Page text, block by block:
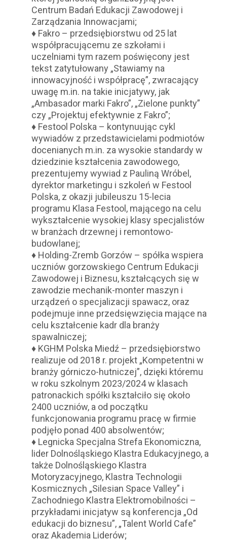
Centrum Badań Edukacji Zawodowej i
Zarządzania Innowacjami;
♦ Fakro – przedsiębiorstwu od 25 lat
współpracującemu ze szkołami i
uczelniami tym razem poświęcony jest
tekst zatytułowany „Stawiamy na
innowacyjność i współpracę”, zwracający
uwagę m.in. na takie inicjatywy, jak
„Ambasador marki Fakro”, „Zielone punkty”
czy „Projektuj efektywnie z Fakro”;
♦ Festool Polska – kontynuując cykl
wywiadów z przedstawicielami podmiotów
docenianych m.in. za wysokie standardy w
dziedzinie kształcenia zawodowego,
prezentujemy wywiad z Pauliną Wróbel,
dyrektor marketingu i szkoleń w Festool
Polska, z okazji jubileuszu 15-lecia
programu Klasa Festool, mającego na celu
wykształcenie wysokiej klasy specjalistów
w branżach drzewnej i remontowo-
budowlanej;
♦ Holding-Zremb Gorzów – spółka wspiera
uczniów gorzowskiego Centrum Edukacji
Zawodowej i Biznesu, kształcących się w
zawodzie mechanik-monter maszyn i
urządzeń o specjalizacji spawacz, oraz
podejmuje inne przedsięwzięcia mające na
celu kształcenie kadr dla branży
spawalniczej;
♦ KGHM Polska Miedź – przedsiębiorstwo
realizuje od 2018 r. projekt „Kompetentni w
branży górniczo-hutniczej”, dzięki któremu
w roku szkolnym 2023/2024 w klasach
patronackich spółki kształciło się około
2400 uczniów, a od początku
funkcjonowania programu pracę w firmie
podjęło ponad 400 absolwentów;
♦ Legnicka Specjalna Strefa Ekonomiczna,
lider Dolnośląskiego Klastra Edukacyjnego, a
także Dolnośląskiego Klastra
Motoryzacyjnego, Klastra Technologii
Kosmicznych „Silesian Space Valley” i
Zachodniego Klastra Elektromobilności –
przykładami inicjatyw są konferencja „Od
edukacji do biznesu”, „Talent World Cafe”
oraz Akademia Liderów;